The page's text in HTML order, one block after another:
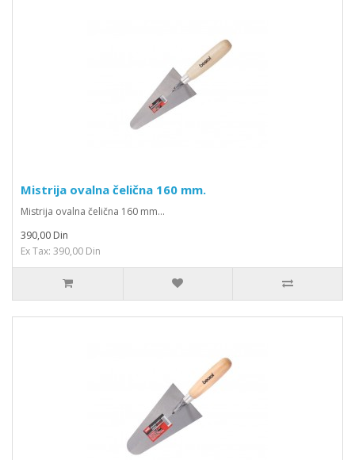
Mistrija ovalna čelična 160 mm.
Mistrija ovalna čelična 160 mm...
390,00 Din
Ex Tax: 390,00 Din